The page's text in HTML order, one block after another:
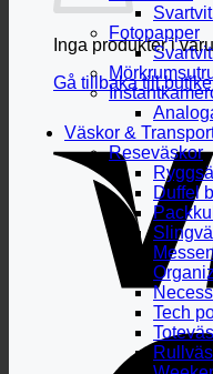
Inga produkter i
Gå tillbaka till
Fotopapper
Väskor &
Reseväskor
Duffel
Tech